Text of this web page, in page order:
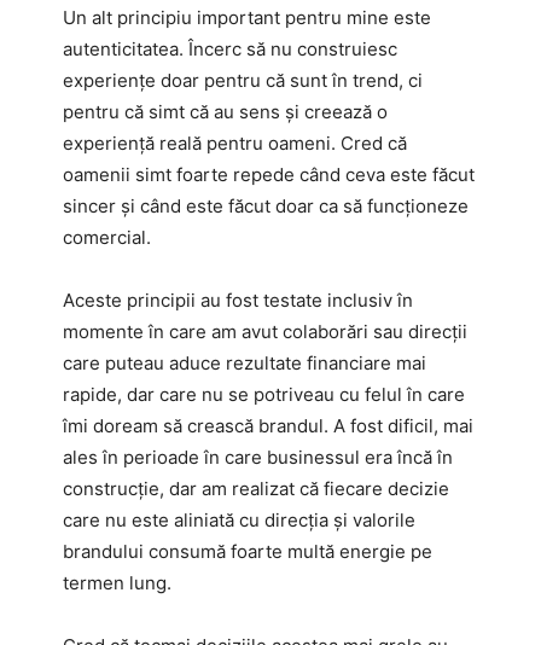
Un alt principiu important pentru mine este
autenticitatea. Încerc să nu construiesc
experiențe doar pentru că sunt în trend, ci
pentru că simt că au sens și creează o
experiență reală pentru oameni. Cred că
oamenii simt foarte repede când ceva este făcut
sincer și când este făcut doar ca să funcționeze
comercial.
Aceste principii au fost testate inclusiv în
momente în care am avut colaborări sau direcții
care puteau aduce rezultate financiare mai
rapide, dar care nu se potriveau cu felul în care
îmi doream să crească brandul. A fost dificil, mai
ales în perioade în care businessul era încă în
construcție, dar am realizat că fiecare decizie
care nu este aliniată cu direcția și valorile
brandului consumă foarte multă energie pe
termen lung.